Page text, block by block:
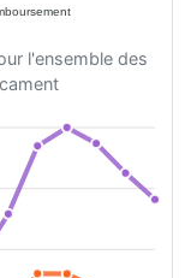
l'ensemble des